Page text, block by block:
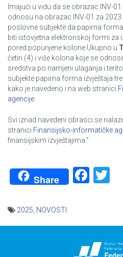
Imajući u vidu da se obrazac INV-
odnosu na obrazac INV-01 za
poslovne subjekte da papirna
biti istovjetna elektronskoj formi za
pored popunjene kolone Ukupno u
četiri (4) i više kolona koje se
sredstva po namjeni ulaganja i
subjekte papirna forma izvještaja
kako je navedeno i na web stranici
agencije
Svi iznad navedeni obrasci se
stranici Finansijsko-informatičke
finansijskim izvještajima.”
Share
2025 NOVOSTI